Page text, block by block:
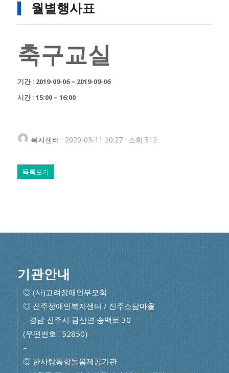
월별행사표
축구교실
기간 : 2019-09-06 ~ 2019-09-06
시간 : 15:00 ~ 16:00
복지센터 · 2020-03-11 20:27 · 조회 312
목록보기
기관안내
◎ (사)고려장애인부모회
◎ 진주장애인복지센터 / 진주소담마을
– 경남 진주시 금산면 송백로 30
(우편번호 : 52850)
–
◎ 한사랑통합돌봄제공기관